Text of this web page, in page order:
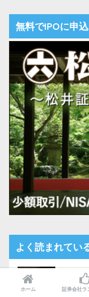
無料でIPOに申込
よく読まれてい
日経平
ホーム 証券会社ラ